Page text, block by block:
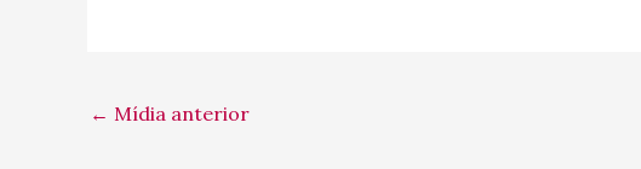
← Mídia anterior